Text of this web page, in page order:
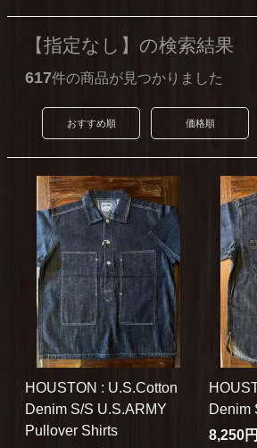
【指定なし】の検索結果
617件の商品が見つかりました
おすすめ順 価格順
HOUSTON : U.S.Cotton
Denim S/S U.S.ARMY
Pullover Shirts
Denim
8,250